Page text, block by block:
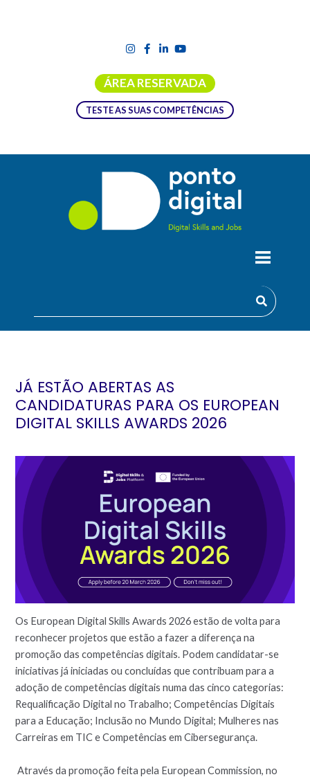
ÁREA RESERVADA
TESTE AS SUAS COMPETÊNCIAS
JÁ ESTÃO ABERTAS AS
CANDIDATURAS PARA OS EUROPEAN
DIGITAL SKILLS AWARDS 2026
Os European Digital Skills Awards 2026 estão de volta para
reconhecer projetos que estão a fazer a diferença na
promoção das competências digitais. Podem candidatar-se
iniciativas já iniciadas ou concluídas que contribuam para a
adoção de competências digitais numa das cinco categorias:
Requalificação Digital no Trabalho; Competências Digitais
para a Educação; Inclusão no Mundo Digital; Mulheres nas
Carreiras em TIC e Competências em Cibersegurança.
Através da promoção feita pela European Commission, no